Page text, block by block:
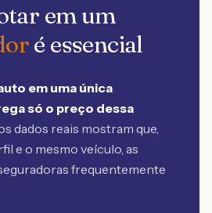
em um
é essencial
em uma única
só o preço dessa
dados reais mostram que,
e o mesmo veículo, as
frequentemente